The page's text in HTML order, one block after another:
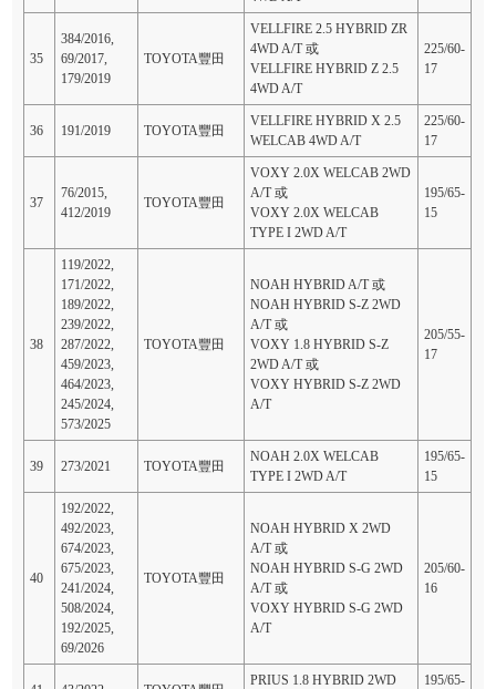
35
384/2016,
69/2017,
179/2019
TOYOTA豐田
VELLFIRE 2.5 HYBRID ZR
4WD A/T 或
VELLFIRE HYBRID Z 2.5
4WD A/T
225/60-
17
36 191/2019 TOYOTA豐田
VELLFIRE HYBRID X 2.5
WELCAB 4WD A/T
225/60-
17
37
76/2015,
412/2019
TOYOTA豐田
VOXY 2.0X WELCAB 2WD
A/T 或
VOXY 2.0X WELCAB
TYPE I 2WD A/T
195/65-
15
38
119/2022,
171/2022,
189/2022,
239/2022,
287/2022,
459/2023,
464/2023,
245/2024,
573/2025
TOYOTA豐田
NOAH HYBRID A/T 或
NOAH HYBRID S-Z 2WD
A/T 或
VOXY 1.8 HYBRID S-Z
2WD A/T 或
VOXY HYBRID S-Z 2WD
A/T
205/55-
17
39 273/2021 TOYOTA豐田
NOAH 2.0X WELCAB
TYPE I 2WD A/T
195/65-
15
40
192/2022,
492/2023,
674/2023,
675/2023,
241/2024,
508/2024,
192/2025,
69/2026
TOYOTA豐田
NOAH HYBRID X 2WD
A/T 或
NOAH HYBRID S-G 2WD
A/T 或
VOXY HYBRID S-G 2WD
A/T
205/60-
16
PRIUS 1.8 HYBRID 2WD
195/65-